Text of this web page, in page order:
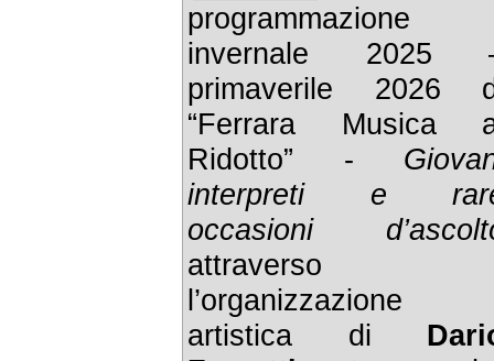
programmazione
invernale 2025
primaverile 2026
“Ferrara Musica
Ridotto” -
interpreti e
occasioni
attraverso
l’organizzazione
artistica di